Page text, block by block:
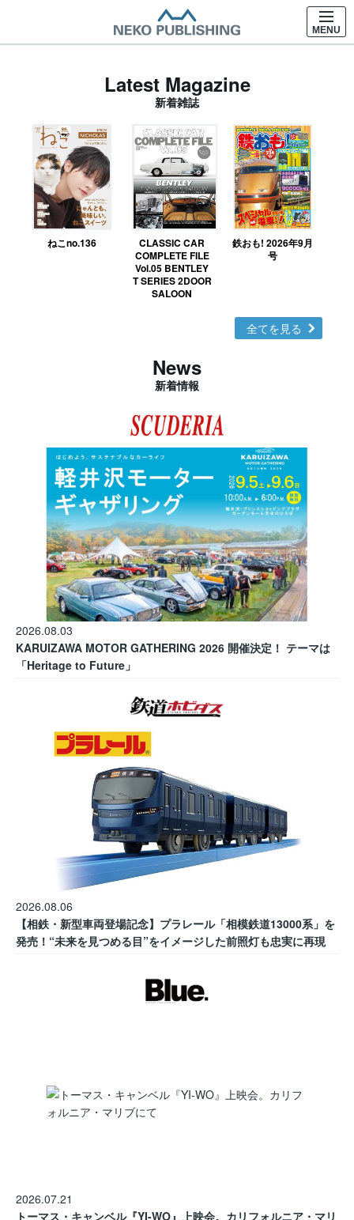
MENU
Latest Magazine
新着雑誌
ねこno.136
CLASSIC CAR
COMPLETE FILE
Vol.05 BENTLEY
T SERIES 2DOOR
SALOON
鉄おも! 2026年9月
号
全てを見る
News
新着情報
2026.08.03
KARUIZAWA MOTOR GATHERING 2026 開催決定！ テーマは
「Heritage to Future」
2026.08.06
【相鉄・新型車両登場記念】プラレール「相模鉄道13000系」を
発売！“未来を見つめる目”をイメージした前照灯も忠実に再現
2026.07.21
トーマス・キャンベル『YI-WO』上映会。カリフォルニア・マリ